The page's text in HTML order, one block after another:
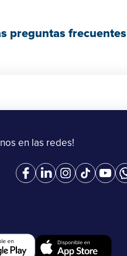
preguntas frecuentes
en las redes!